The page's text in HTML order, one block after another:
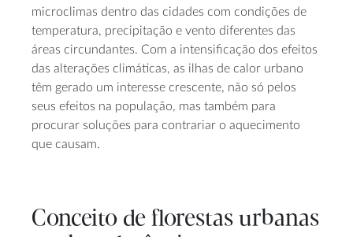
microclimas dentro das cidades com condições de
temperatura, precipitação e vento diferentes das
áreas circundantes. Com a intensificação dos efeitos
das alterações climáticas, as ilhas de calor urbano
têm gerado um interesse crescente, não só pelos
seus efeitos na população, mas também para
procurar soluções para contrariar o aquecimento
que causam.
Conceito de florestas urbanas